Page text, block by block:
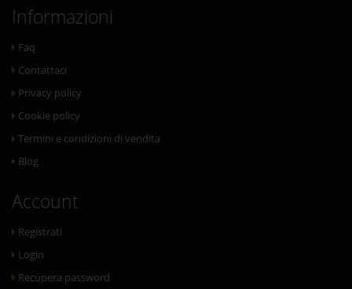
Informazioni
Faq
Contattaci
Privacy policy
Cookie policy
Termini e condizioni di vendita
Blog
Account
Registrati
Login
Recupera password